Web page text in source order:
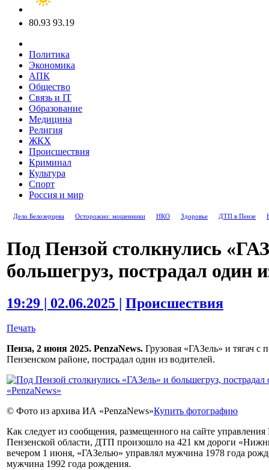
80.93 93.19
Политика
Экономика
АПК
Общество
Связь и IT
Образование
Медицина
Религия
ЖКХ
Происшествия
Криминал
Культура
Спорт
Россия и мир
Дело Белозерцева Осторожно: мошенники НКО Здоровье ДТП в Пензе
Под Пензой столкнулись
большегруз, пострадал один
19:29 | 02.06.2025 | Происшествия
Печать
Пенза, 2 июня 2025. PenzaNews. Грузовая «ГАЗель» и тягач с
Пензенском районе, пострадал один из водителей.
© Фото из архива ИА «PenzaNews»Купить фотографию
Как следует из сообщения, размещенного на сайте
Пензенской области, ДТП произошло на 421 км дороги
вечером 1 июня, «ГАЗелью» управлял мужчина 1978 года
мужчина 1992 года рождения.